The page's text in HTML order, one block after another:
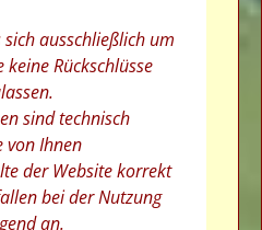
ausschließlich um
Rückschlüsse
sind technisch
von Ihnen
der Website korrekt
bei der Nutzung
an.